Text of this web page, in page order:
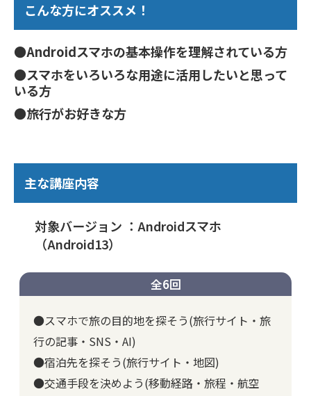
こんな方にオススメ！
●Androidスマホの基本操作を理解されている方
●スマホをいろいろな用途に活用したいと思って
いる方
●旅行がお好きな方
主な講座内容
対象バージョン ：Androidスマホ
（Android13）
全6回
●スマホで旅の目的地を探そう(旅行サイト・旅
行の記事・SNS・AI)
●宿泊先を探そう(旅行サイト・地図)
●交通手段を決めよう(移動経路・旅程・航空